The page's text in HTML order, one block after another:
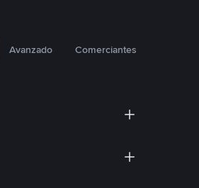
Avanzado Comerciantes